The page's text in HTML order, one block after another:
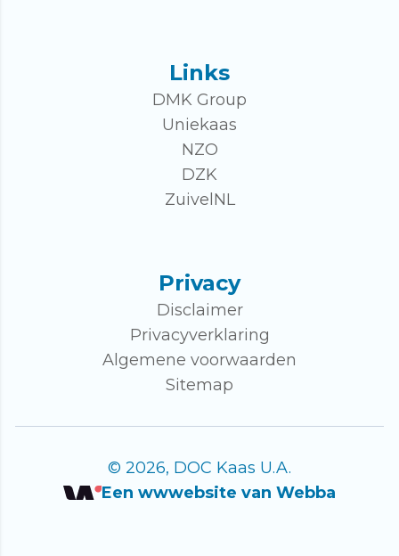
Links
DMK Group
Uniekaas
NZO
DZK
ZuivelNL
Privacy
Disclaimer
Privacyverklaring
Algemene voorwaarden
Sitemap
© 2026, DOC Kaas U.A.
Een wwwebsite van Webba